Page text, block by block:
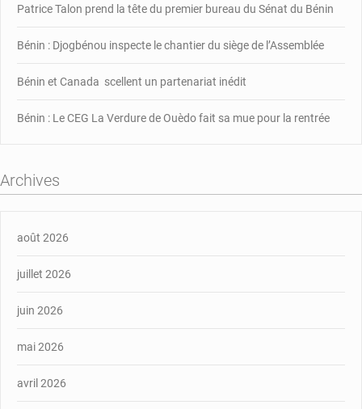
Patrice Talon prend la tête du premier bureau du Sénat du Bénin
Bénin : Djogbénou inspecte le chantier du siège de l’Assemblée
Bénin et Canada scellent un partenariat inédit
Bénin : Le CEG La Verdure de Ouèdo fait sa mue pour la rentrée
Archives
août 2026
juillet 2026
juin 2026
mai 2026
avril 2026